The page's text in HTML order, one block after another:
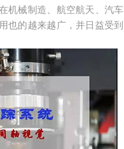
机械制造、航空航天、汽车
也的越来越广，并日益受到